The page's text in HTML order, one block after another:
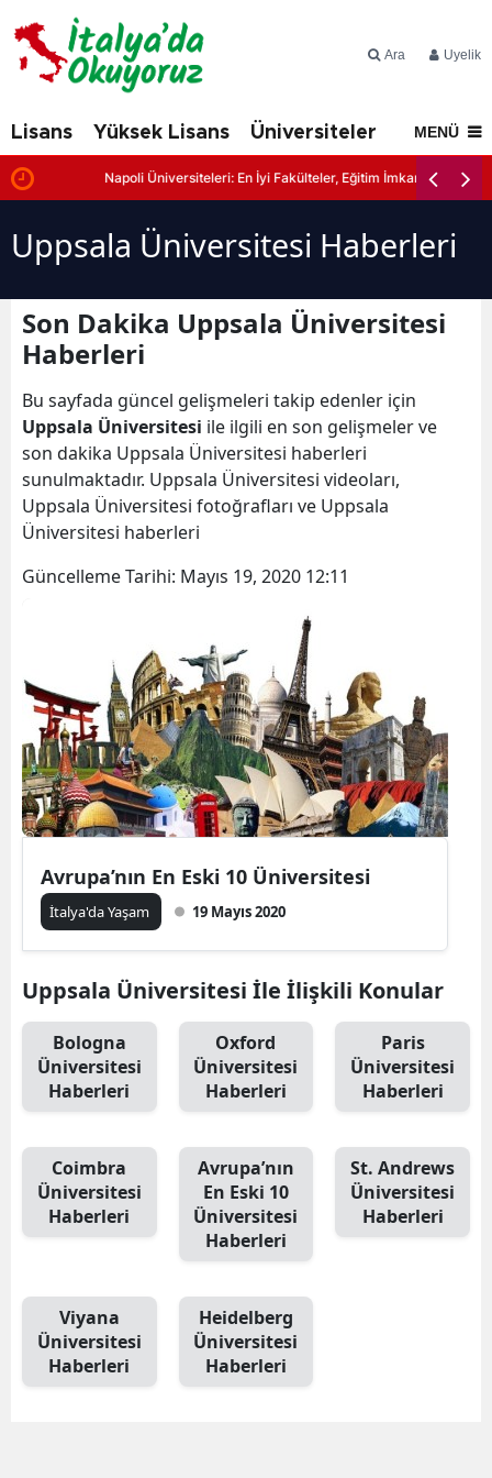
Ara Üyelik
Lisans Yüksek Lisans Üniversiteler İtalya'da
MENÜ
Napoli Üniversiteleri: En İyi Fakülteler, Eğitim İmkanları ve
Uppsala Üniversitesi Haberleri
Son Dakika Uppsala Üniversitesi
Haberleri
Bu sayfada güncel gelişmeleri takip edenler için
Uppsala Üniversitesi ile ilgili en son gelişmeler ve
son dakika Uppsala Üniversitesi haberleri
sunulmaktadır. Uppsala Üniversitesi videoları,
Uppsala Üniversitesi fotoğrafları ve Uppsala
Üniversitesi haberleri
Güncelleme Tarihi: Mayıs 19, 2020 12:11
Avrupa’nın En Eski 10 Üniversitesi
İtalya'da Yaşam 19 Mayıs 2020
Uppsala Üniversitesi İle İlişkili Konular
Bologna
Üniversitesi
Haberleri
Oxford
Üniversitesi
Haberleri
Paris
Üniversitesi
Haberleri
Coimbra
Üniversitesi
Haberleri
Avrupa’nın
En Eski 10
Üniversitesi
Haberleri
St. Andrews
Üniversitesi
Haberleri
Viyana
Üniversitesi
Haberleri
Heidelberg
Üniversitesi
Haberleri